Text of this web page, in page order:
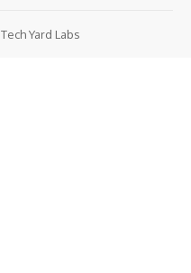
Tech Yard Labs